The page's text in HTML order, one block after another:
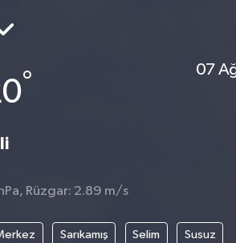
°
07
Rüzgar: 2.89 m/s
Sarıkamış Selim Susuz